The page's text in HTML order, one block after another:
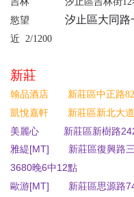
慾望
汐止區大同路
近 2/1200
新莊
翰品酒店 新莊區中正路
凱悅嘉軒 新莊區新北大
美麗心 新莊區新樹路
雅緹[MT] 新莊區復興路
3680晚6中 12點
歐游[MT] 新莊區思源路